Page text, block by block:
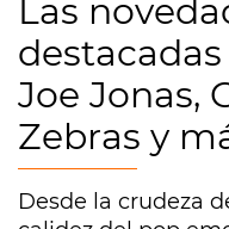
Las
Joe Jonas,
Zebras y
Desde la crudeza